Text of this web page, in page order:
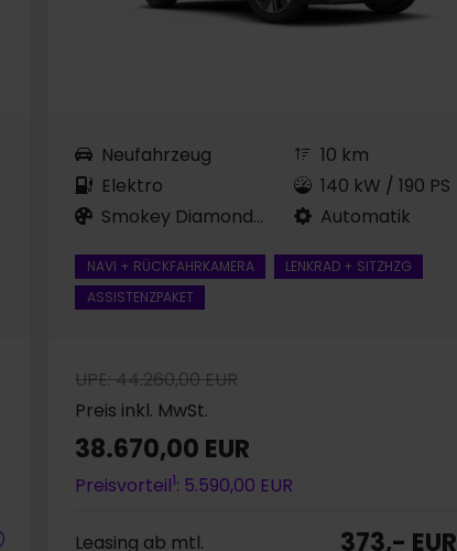
Neufahrzeug
Elektro
Smokey Diamond-Silber...
10 km
140 kW / 190 PS
Automatik
NAVI + RÜCKFAHRKAMERA
LENKRAD + SITZHZG
ASSISTENZPAKET
UPE: 44.260,00 EUR
Preis inkl. MwSt.
38.670,00 EUR
Preisvorteil1: 5.590,00 EUR
Leasing ab mtl. 373,- EUR